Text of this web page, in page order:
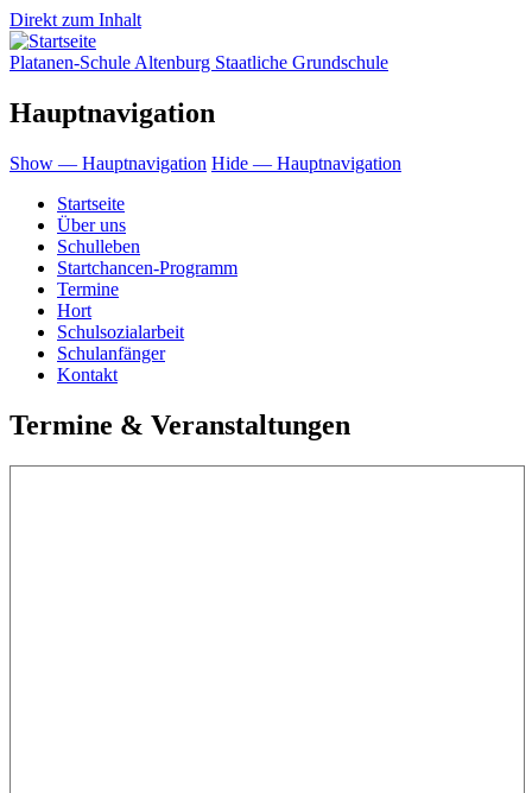
Direkt zum Inhalt
Platanen-Schule Altenburg Staatliche Grundschule
Hauptnavigation
Show — Hauptnavigation Hide — Hauptnavigation
Startseite
Über uns
Schulleben
Startchancen-Programm
Termine
Hort
Schulsozialarbeit
Schulanfänger
Kontakt
Termine & Veranstaltungen